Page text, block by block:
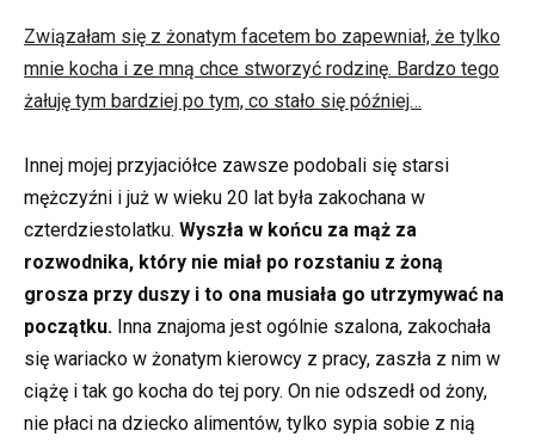
Związałam się z żonatym facetem bo zapewniał, że tylko
mnie kocha i ze mną chce stworzyć rodzinę. Bardzo tego
żałuję tym bardziej po tym, co stało się później…
Innej mojej przyjaciółce zawsze podobali się starsi
mężczyźni i już w wieku 20 lat była zakochana w
czterdziestolatku. Wyszła w końcu za mąż za
rozwodnika, który nie miał po rozstaniu z żoną
grosza przy duszy i to ona musiała go utrzymywać na
początku. Inna znajoma jest ogólnie szalona, zakochała
się wariacko w żonatym kierowcy z pracy, zaszła z nim w
ciążę i tak go kocha do tej pory. On nie odszedł od żony,
nie płaci na dziecko alimentów, tylko sypia sobie z nią